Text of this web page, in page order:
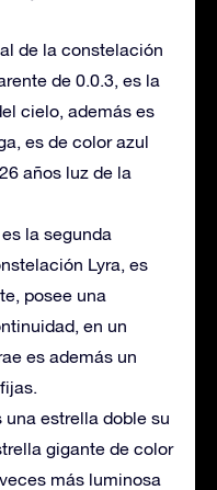
de la constelación
de 0.0.3, es la
cielo, además es
es de color azul
años luz de la
la segunda
Lyra, es
posee una
en un
es además un
una estrella doble su
gigante de color
más luminosa